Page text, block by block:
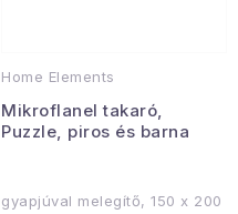
Home Elements
Mikroflanel takaró,
Puzzle, piros és barna
gyapjúval melegítő, 150 x 200